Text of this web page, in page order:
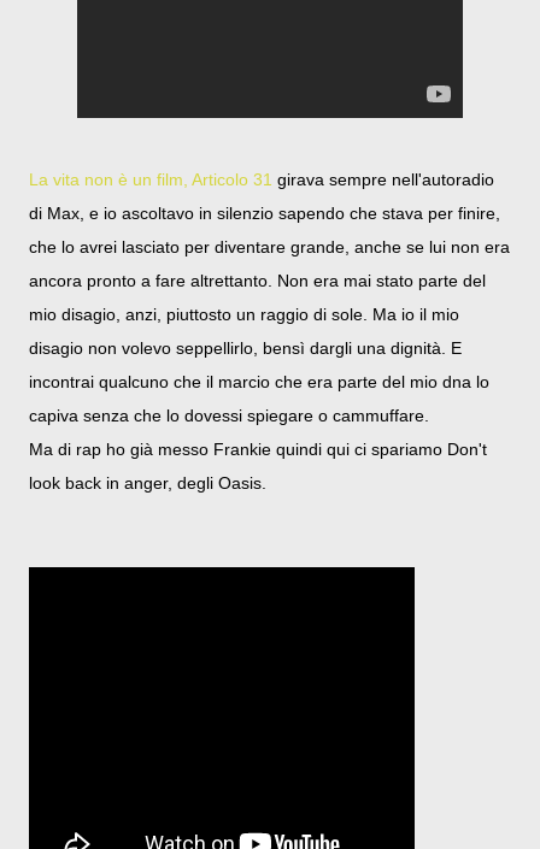
La vita non è un film, Articolo 31 girava sempre nell'autoradio
di Max, e io ascoltavo in silenzio sapendo che stava per finire,
che lo avrei lasciato per diventare grande, anche se lui non era
ancora pronto a fare altrettanto. Non era mai stato parte del
mio disagio, anzi, piuttosto un raggio di sole. Ma io il mio
disagio non volevo seppellirlo, bensì dargli una dignità. E
incontrai qualcuno che il marcio che era parte del mio dna lo
capiva senza che lo dovessi spiegare o cammuffare.
Ma di rap ho già messo Frankie quindi qui ci spariamo Don't
look back in anger, degli Oasis.